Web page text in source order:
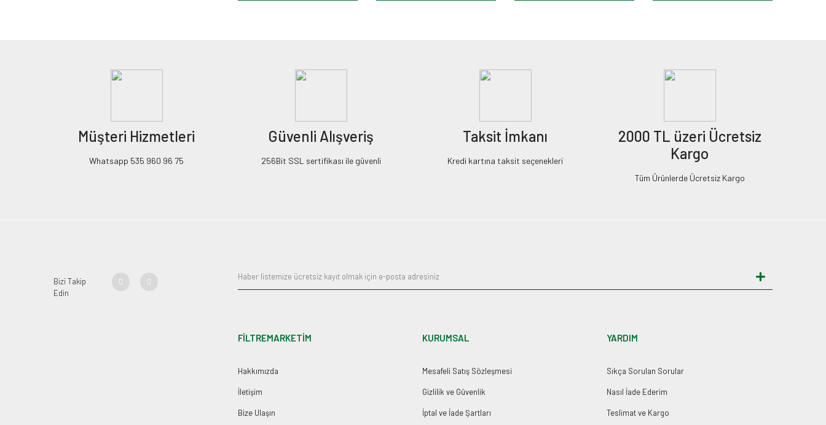
Müşteri Hizmetleri
Whatsapp 535 960 96 75
Güvenli Alışveriş
256Bit SSL sertifikası ile güvenli
Taksit İmkanı
Kredi kartına taksit seçenekleri
2000 TL üzeri Ücretsiz
Kargo
Tüm Ürünlerde Ücretsiz Kargo
Bizi Takip
Edin
FİLTREMARKETİM
Hakkımızda
İletişim
Bize Ulaşın
KURUMSAL
Mesafeli Satış Sözleşmesi
Gizlilik ve Güvenlik
İptal ve İade Şartları
YARDIM
Sıkça Sorulan Sorular
Nasıl İade Ederim
Teslimat ve Kargo